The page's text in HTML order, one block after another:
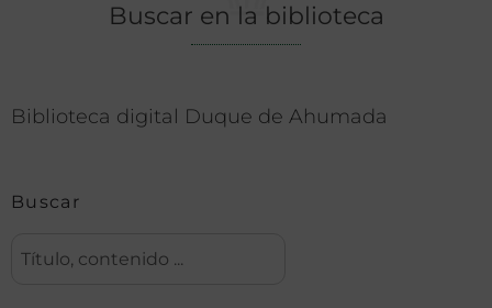
Buscar en la biblioteca
Biblioteca digital Duque de Ahumada
Buscar